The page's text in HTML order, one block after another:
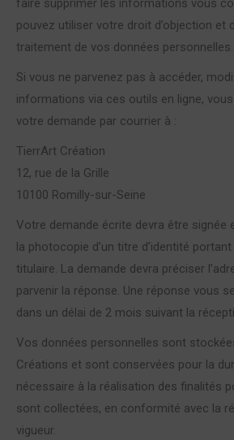
faire supprimer les informations vous
pouvez utiliser votre droit d’objection et
traitement de vos données personnelles.
Si vous ne parvenez pas à accéder,
informations via ces outils en ligne,
votre demande par courrier à :
TierrArt Création
12, rue de la Grille
10100 Romilly-sur-Seine
Votre demande écrite devra être signée
la photocopie d’un titre d’identité
titulaire. La demande devra préciser
parvenir la réponse. Une réponse vous
dans un délai de 2 mois suivant la
Vos données personnelles sont
Créations et sont conservées pour la
nécessaire à la réalisation des finalités
sont collectées, en conformité avec la
vigueur.